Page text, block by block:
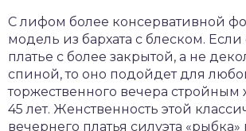
С лифом более консервативной
модель из бархата с блеском. Если
платье с более закрытой, а не
спиной, то оно подойдет для
торжественного вечера
45 лет. Женственность этой
вечернего платья силуэта